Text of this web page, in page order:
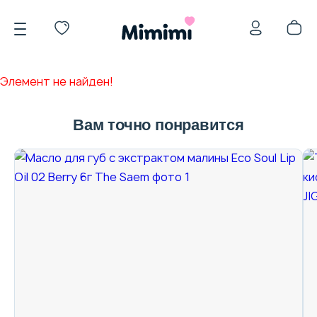
*OVERSTOCK -30%
Элемент не найден!
Вам точно понравится